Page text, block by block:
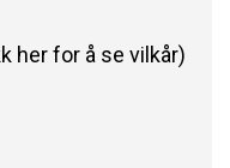
her for å se vilkår)